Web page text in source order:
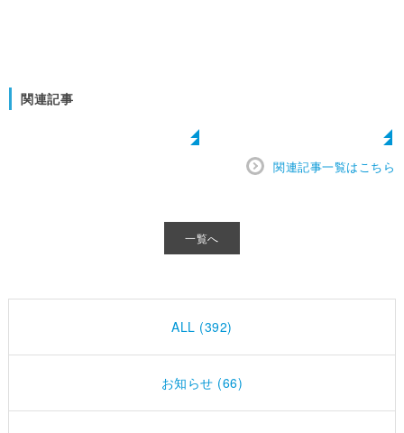
関連記事
関連記事一覧はこちら
一覧へ
ALL (392)
お知らせ (66)